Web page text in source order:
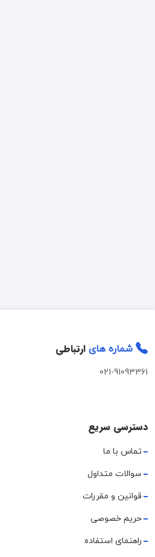
شماره های ارتباطی
021-91093361
دسترسی سریع
تماس با ما
سوالات متداول
قوانین و مقررات
حریم خصوصی
راهنمای استفاده